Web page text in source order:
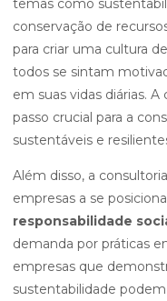
temas como
conservação de
para criar uma cultura
todos se sintam
em suas vidas diárias.
passo crucial para a
sustentáveis e
Além disso, a
empresas a se
responsabilidade
demanda por práticas
empresas que
sustentabilidade